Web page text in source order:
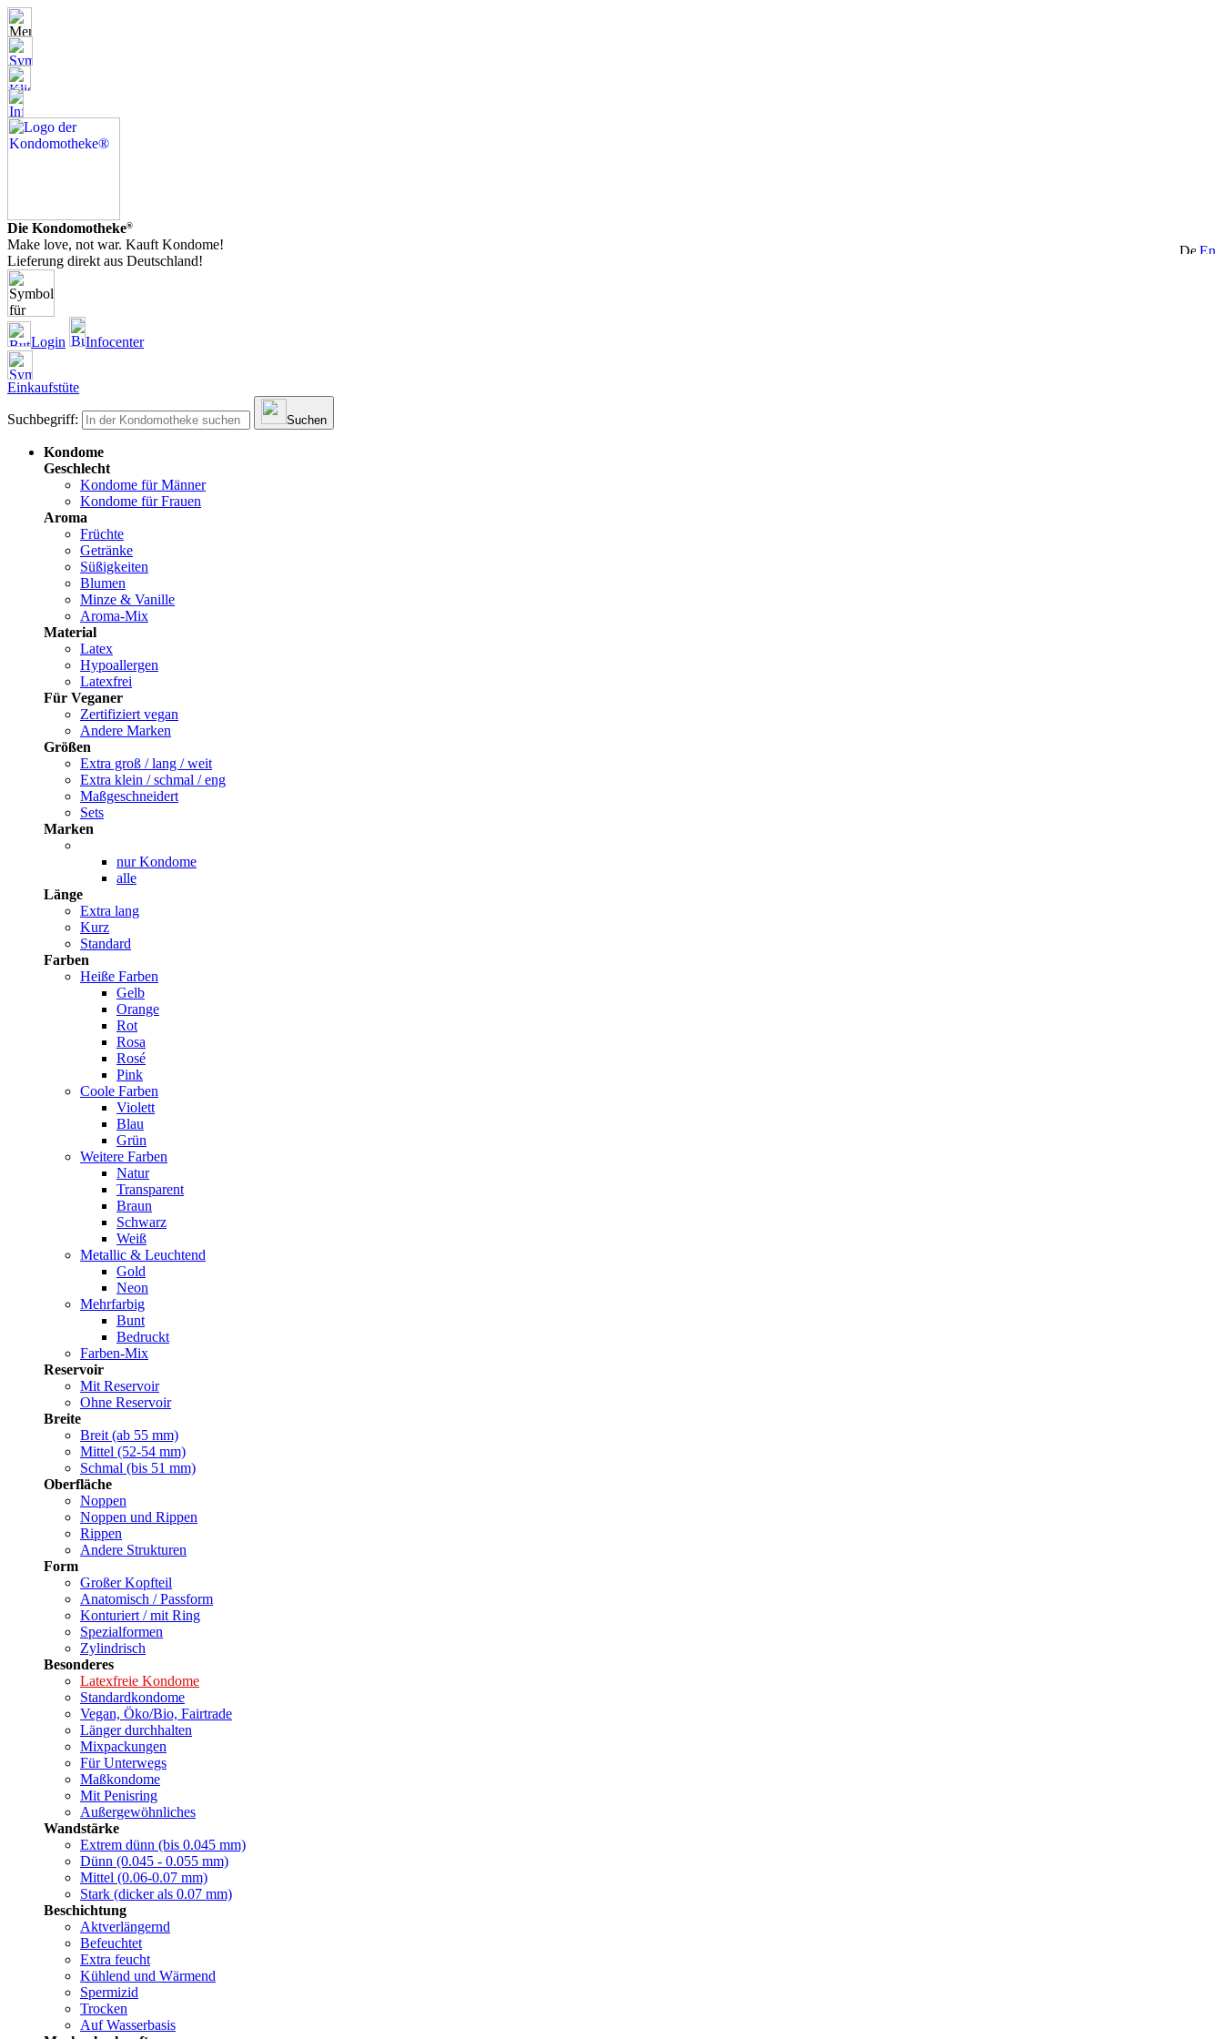
Die Kondomotheke®
Make love, not war. Kauft Kondome!
Lieferung direkt aus Deutschland!
Login Infocenter
Einkaufstüte
Suchbegriff: Suchen
Kondome
Geschlecht
Kondome für Männer
Kondome für Frauen
Aroma
Früchte
Getränke
Süßigkeiten
Blumen
Minze & Vanille
Aroma-Mix
Material
Latex
Hypoallergen
Latexfrei
Für Veganer
Zertifiziert vegan
Andere Marken
Größen
Extra groß / lang / weit
Extra klein / schmal / eng
Maßgeschneidert
Sets
Marken
nur Kondome
alle
Länge
Extra lang
Kurz
Standard
Farben
Heiße Farben
Gelb
Orange
Rot
Rosa
Rosé
Pink
Coole Farben
Violett
Blau
Grün
Weitere Farben
Natur
Transparent
Braun
Schwarz
Weiß
Metallic & Leuchtend
Gold
Neon
Mehrfarbig
Bunt
Bedruckt
Farben-Mix
Reservoir
Mit Reservoir
Ohne Reservoir
Breite
Breit (ab 55 mm)
Mittel (52-54 mm)
Schmal (bis 51 mm)
Oberfläche
Noppen
Noppen und Rippen
Rippen
Andere Strukturen
Form
Großer Kopfteil
Anatomisch / Passform
Konturiert / mit Ring
Spezialformen
Zylindrisch
Besonderes
Latexfreie Kondome
Standardkondome
Vegan, Öko/Bio, Fairtrade
Länger durchhalten
Mixpackungen
Für Unterwegs
Maßkondome
Mit Penisring
Außergewöhnliches
Wandstärke
Extrem dünn (bis 0.045 mm)
Dünn (0.045 - 0.055 mm)
Mittel (0.06-0.07 mm)
Stark (dicker als 0.07 mm)
Beschichtung
Aktverlängernd
Befeuchtet
Extra feucht
Kühlend und Wärmend
Spermizid
Trocken
Auf Wasserbasis